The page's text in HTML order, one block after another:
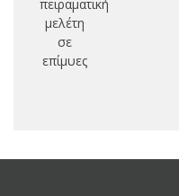
πειραματική
μελέτη
σε
επίμυες